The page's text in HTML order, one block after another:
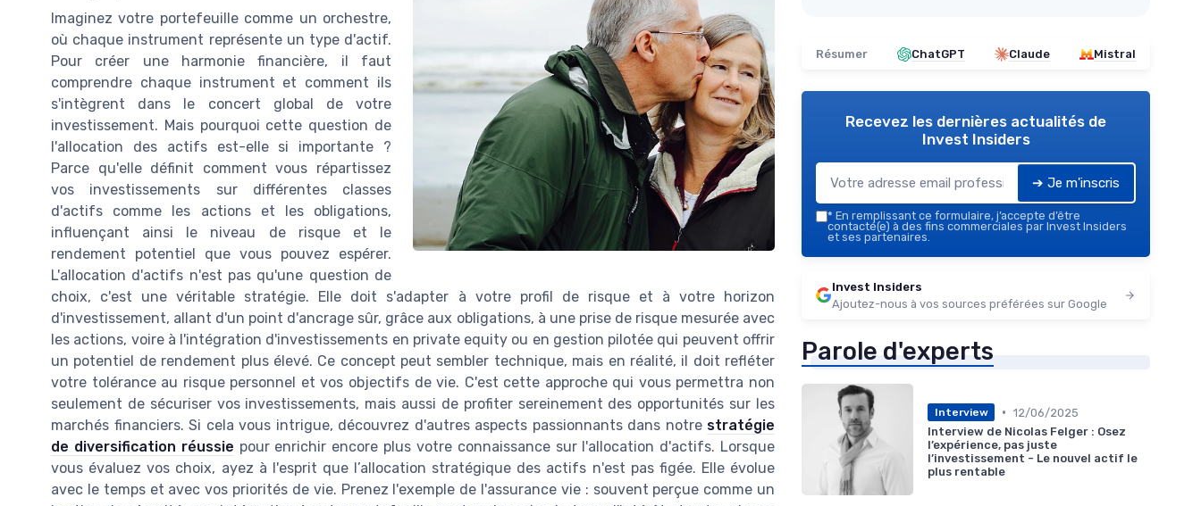
Imaginez votre portefeuille comme un orchestre,
où chaque instrument représente un type d'actif.
Pour créer une harmonie financière, il faut
comprendre chaque instrument et comment ils
s'intègrent dans le concert global de votre
investissement. Mais pourquoi cette question de
l'allocation des actifs est-elle si importante ?
Parce qu'elle définit comment vous répartissez
vos investissements sur différentes classes
d'actifs comme les actions et les obligations,
influençant ainsi le niveau de risque et le
rendement potentiel que vous pouvez espérer.
L'allocation d'actifs n'est pas qu'une question de
choix, c'est une véritable stratégie. Elle doit s'adapter à votre profil de risque et à votre horizon
d'investissement, allant d'un point d'ancrage sûr, grâce aux obligations, à une prise de risque mesurée avec
les actions, voire à l'intégration d'investissements en private equity ou en gestion pilotée qui peuvent offrir
un potentiel de rendement plus élevé. Ce concept peut sembler technique, mais en réalité, il doit refléter
votre tolérance au risque personnel et vos objectifs de vie. C'est cette approche qui vous permettra non
seulement de sécuriser vos investissements, mais aussi de profiter sereinement des opportunités sur les
marchés financiers. Si cela vous intrigue, découvrez d'autres aspects passionnants dans notre stratégie
de diversification réussie pour enrichir encore plus votre connaissance sur l'allocation d'actifs. Lorsque
vous évaluez vos choix, ayez à l'esprit que l’allocation stratégique des actifs n'est pas figée. Elle évolue
avec le temps et avec vos priorités de vie. Prenez l'exemple de l'assurance vie : souvent perçue comme un
Résumer ChatGPT Claude Mistral
Recevez les dernières actualités de
Invest Insiders
➔ Je m'inscris
* En remplissant ce formulaire, j’accepte d’être
contacté(e) à des fins commerciales par Invest Insiders
et ses partenaires.
Invest Insiders
Ajoutez-nous à vos sources préférées sur Google
Parole d'experts
Interview • 12/06/2025
Interview de Nicolas Felger : Osez
l’expérience, pas juste
l’investissement - Le nouvel actif le
plus rentable